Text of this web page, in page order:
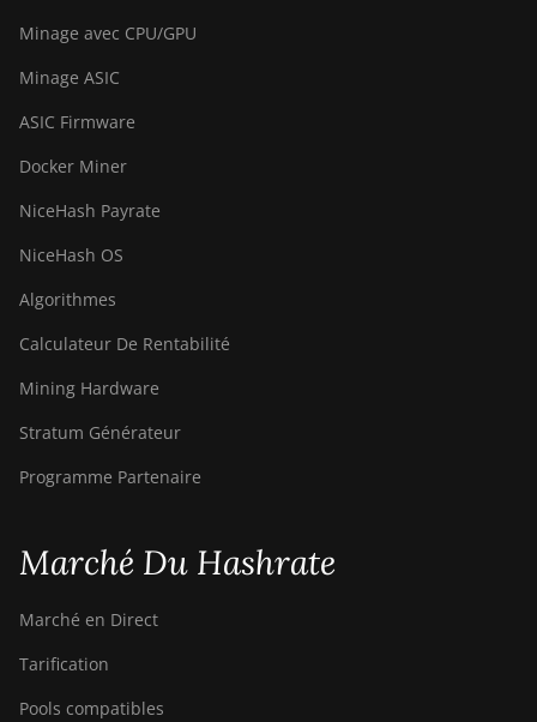
BITMAIN AntMiner Z11e
BITMAIN AntMiner Z11j
BITMAIN AntMiner Z15
BITMAIN AntMiner Z15e
Hyd. (152Th)
BITMAIN Antminer S19
XP Hyd (255Th)
(100TH)
(90Th)
BITMAIN Antminer S19j
Minage avec CPU/GPU
Minage ASIC
ASIC Firmware
Docker Miner
NiceHash Payrate
NiceHash OS
Algorithmes
Calculateur De Rentabilité
Mining Hardware
Stratum Générateur
Programme Partenaire
Marché Du Hashrate
Marché en Direct
Tarification
Pools compatibles